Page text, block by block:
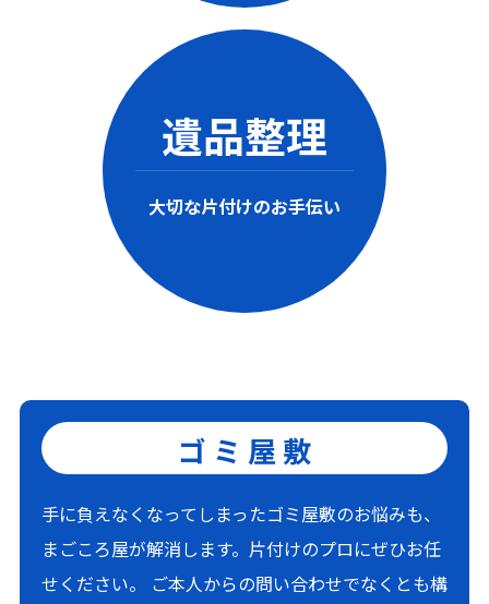
遺品整理
大切な片付けのお手伝い
ゴミ屋敷
手に負えなくなってしまったゴミ屋敷のお悩みも、
まごころ屋が解消します。片付けのプロにぜひお任
せください。 ご本人からの問い合わせでなくとも構